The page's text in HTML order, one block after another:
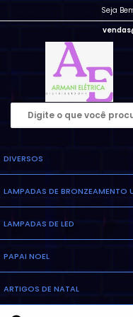
Seja
DIVERSOS
LAMPADAS DE BRONZEAMENTO
LAMPADAS DE LED
LAMPADA ELETRONICA
LAMPADA MILHO
PAPAI NOEL
INFLAVEL
ARTIGOS DE NATAL